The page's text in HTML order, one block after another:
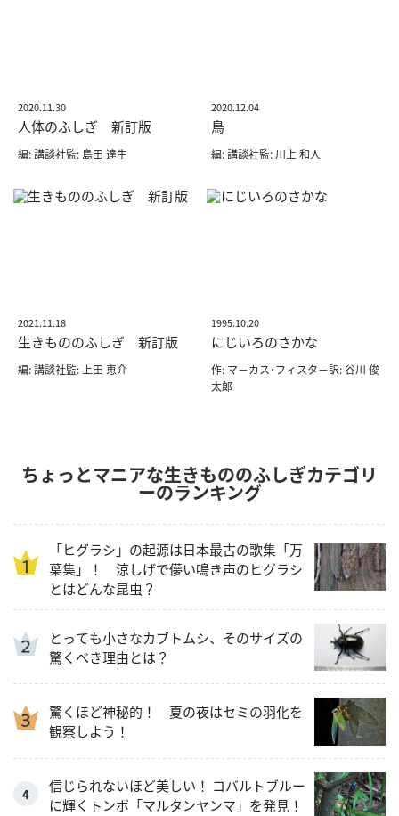
2020.11.30
人体のふしぎ 新訂版
編: 講談社監: 島田 達生
2020.12.04
鳥
編: 講談社監: 川上 和人
2021.11.18
生きもののふしぎ 新訂版
編: 講談社監: 上田 恵介
1995.10.20
にじいろのさかな
作: マ－カス･フィスタ－訳: 谷川 俊
太郎
ちょっとマニアな生きもののふしぎカテゴリ
ーのランキング
「ヒグラシ」の起源は日本最古の歌集「万
葉集」！ 涼しげで儚い鳴き声のヒグラシ
とはどんな昆虫？
とっても小さなカブトムシ、そのサイズの
驚くべき理由とは？
驚くほど神秘的！ 夏の夜はセミの羽化を
観察しよう！
信じられないほど美しい！ コバルトブルー
に輝くトンボ「マルタンヤンマ」を発見！